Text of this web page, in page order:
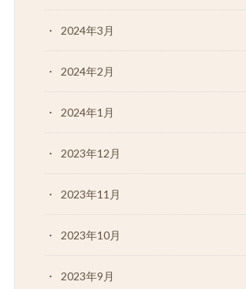
2024年3月
2024年2月
2024年1月
2023年12月
2023年11月
2023年10月
2023年9月